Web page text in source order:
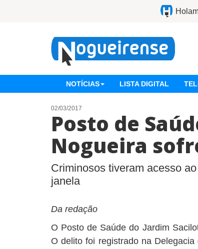
NOTÍCIAS LISTA DIGITAL
02/03/2017
Posto de
Nogueira
Criminosos tiveram acesso
janela
Da redação
O Posto de Saúde do Jardim
O delito foi registrado na